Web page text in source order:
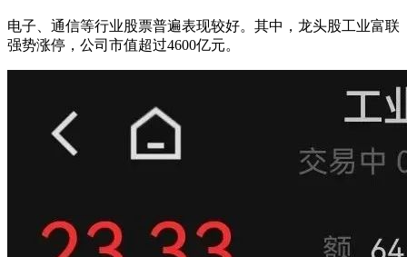
电子、通信等行业股票普遍表现较好。其中，龙头股工业富联
强势涨停，公司市值超过4600亿元。